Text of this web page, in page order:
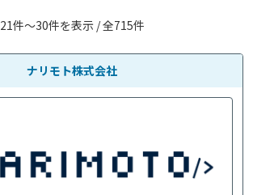
21件〜30件を表示 / 全715件
ナリモト株式会社